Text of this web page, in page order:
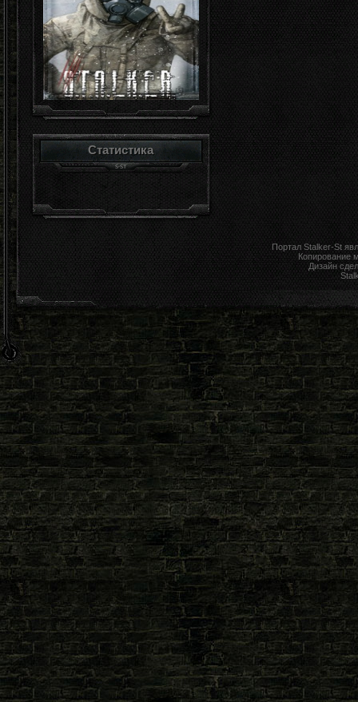
Статистика
Портал Stalker-St
Копирование
Дизайн